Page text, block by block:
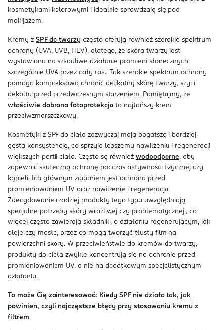
kosmetykami kolorowymi i idealnie sprawdzają się pod
makijażem.
Kremy z SPF do twarzy często oferują również szerokie spektrum
ochrony (UVA, UVB, HEV), dlatego, że skóra twarzy jest
wystawiona na szkodliwe działanie promieni słonecznych,
szczególnie UVA przez cały rok. Tak szerokie spektrum ochrony
pomaga kompleksowo chronić delikatną skórę twarzy, szyi i
dekoltu przed przedwczesnym starzeniem. Pamiętajmy, że
właściwie dobrana fotoprotekcja to najtańszy krem
przeciwzmarszczkowy.
Kosmetyki z SPF do ciała zazwyczaj mają bogatszą i bardziej
gęstą konsystencję, co sprzyja lepszemu nawilżeniu i regeneracji
większych partii ciała. Często są również wodoodporne, aby
zapewnić skuteczną ochronę podczas aktywności fizycznej czy
kąpieli. Ich głównym zadaniem jest ochrona przed
promieniowaniem UV oraz nawilżenie i regeneracja.
Zdecydowanie rzadziej produkty tego typu uwzględniają
specjalne potrzeby skóry wrażliwej czy problematycznej., co
więcej często zawierają składniki, o działaniu regenerującym, jak
oleje czy masła, przez co mogą tworzyć tłusty film na
powierzchni skóry. W przeciwieństwie do kremów do twarzy,
produkty do ciała zwykle koncentrują się na ochronie przed
promieniowaniem UV, a nie na dodatkowym specjalistycznym
działaniu.
To może Cię zainteresować: Kiedy SPF nie działa tak, jak
powinien, czyli najczęstsze błędy przy stosowaniu kremu z
filtrem